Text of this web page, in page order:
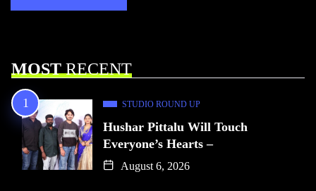
MOSTRECENT
STUDIO ROUND UP
Hushar Pittalu Will Touch
Everyone’s Hearts –
August 6, 2026